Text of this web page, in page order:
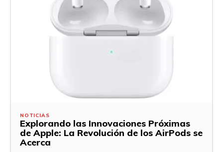
NOTICIAS
Explorando las Innovaciones Próximas
de Apple: La Revolución de los AirPods se
Acerca